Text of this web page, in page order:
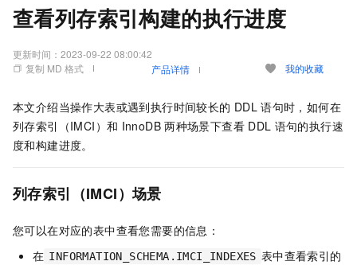
查看列存索引构建的执行进度
更新时间： 2023-09-22 08:00:42
复制 MD 格式
产品详情 我的收藏
本文介绍当操作大表或遇到执行时间较长的 DDL 语句时，如何在
列存索引（IMCI）和 InnoDB 两种场景下查看 DDL 语句的执行速
度和构建进度。
列存索引（IMCI）场景
您可以在对应的表中查看您需要的信息：
在 INFORMATION_SCHEMA.IMCI_INDEXES 表中查看索引的